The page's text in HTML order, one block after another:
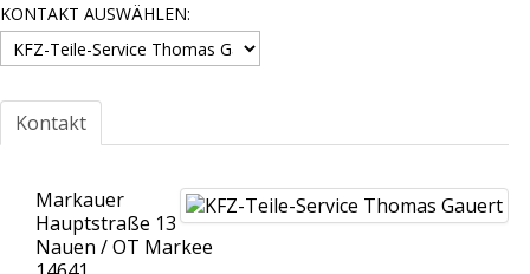
KONTAKT AUSWÄHLEN:
Kontakt
Markauer
Hauptstraße 13
Nauen / OT Markee